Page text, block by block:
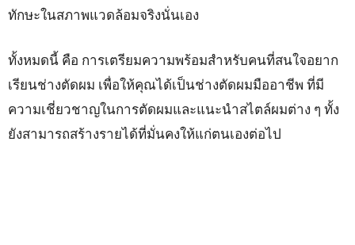
ทักษะในสภาพแวดล้อมจริงนั่นเอง
ทั้งหมดนี้ คือ การเตรียมความพร้อมสำหรับคนที่สนใจอยาก
เรียนช่างตัดผม เพื่อให้คุณได้เป็นช่างตัดผมมืออาชีพ ที่มี
ความเชี่ยวชาญในการตัดผมและแนะนำสไตล์ผมต่าง ๆ ทั้ง
ยังสามารถสร้างรายได้ที่มั่นคงให้แก่ตนเองต่อไป